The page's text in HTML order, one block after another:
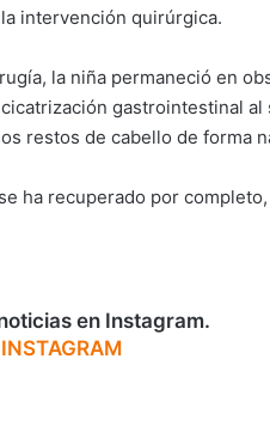
intervención quirúrgica.
la niña permaneció en
gastrointestinal
restos de cabello de forma
ha recuperado por
en Instagram.